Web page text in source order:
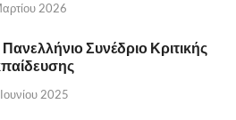
2026
Συνέδριο Κριτικής
2025